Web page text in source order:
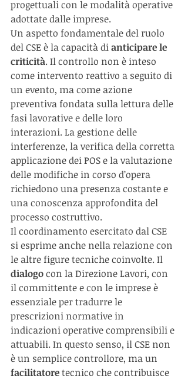
progettuali con le modalità operative
adottate dalle imprese.
Un aspetto fondamentale del ruolo
del CSE è la capacità di anticipare le
criticità. Il controllo non è inteso
come intervento reattivo a seguito di
un evento, ma come azione
preventiva fondata sulla lettura delle
fasi lavorative e delle loro
interazioni. La gestione delle
interferenze, la verifica della corretta
applicazione dei POS e la valutazione
delle modifiche in corso d’opera
richiedono una presenza costante e
una conoscenza approfondita del
processo costruttivo.
Il coordinamento esercitato dal CSE
si esprime anche nella relazione con
le altre figure tecniche coinvolte. Il
dialogo con la Direzione Lavori, con
il committente e con le imprese è
essenziale per tradurre le
prescrizioni normative in
indicazioni operative comprensibili e
attuabili. In questo senso, il CSE non
è un semplice controllore, ma un
facilitatore tecnico che contribuisce